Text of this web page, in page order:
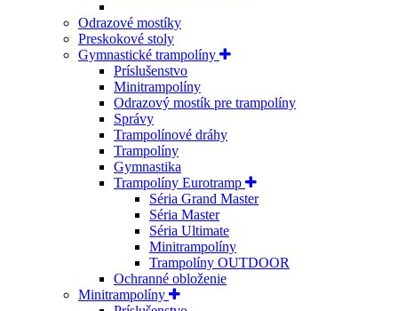
Odrazové mostíky
Preskokové stoly
Gymnastické trampolíny
Príslušenstvo
Minitrampolíny
Odrazový mostík pre trampolíny
Správy
Trampolínové dráhy
Trampolíny
Gymnastika
Trampolíny Eurotramp
Séria Grand Master
Séria Master
Séria Ultimate
Minitrampolíny
Trampolíny OUTDOOR
Ochranné obloženie
Minitrampolíny